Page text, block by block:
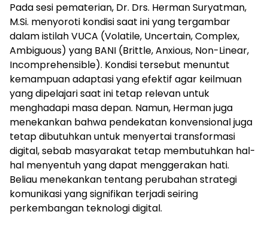
Pada sesi pematerian, Dr. Drs. Herman Suryatman,
M.Si. menyoroti kondisi saat ini yang tergambar
dalam istilah VUCA (Volatile, Uncertain, Complex,
Ambiguous) yang BANI (Brittle, Anxious, Non-Linear,
Incomprehensible). Kondisi tersebut menuntut
kemampuan adaptasi yang efektif agar keilmuan
yang dipelajari saat ini tetap relevan untuk
menghadapi masa depan. Namun, Herman juga
menekankan bahwa pendekatan konvensional juga
tetap dibutuhkan untuk menyertai transformasi
digital, sebab masyarakat tetap membutuhkan hal-
hal menyentuh yang dapat menggerakan hati.
Beliau menekankan tentang perubahan strategi
komunikasi yang signifikan terjadi seiring
perkembangan teknologi digital.